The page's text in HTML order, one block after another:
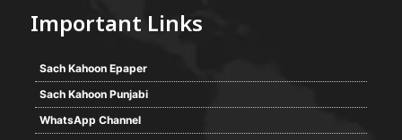
Important Links
Sach Kahoon Epaper
Sach Kahoon Punjabi
WhatsApp Channel